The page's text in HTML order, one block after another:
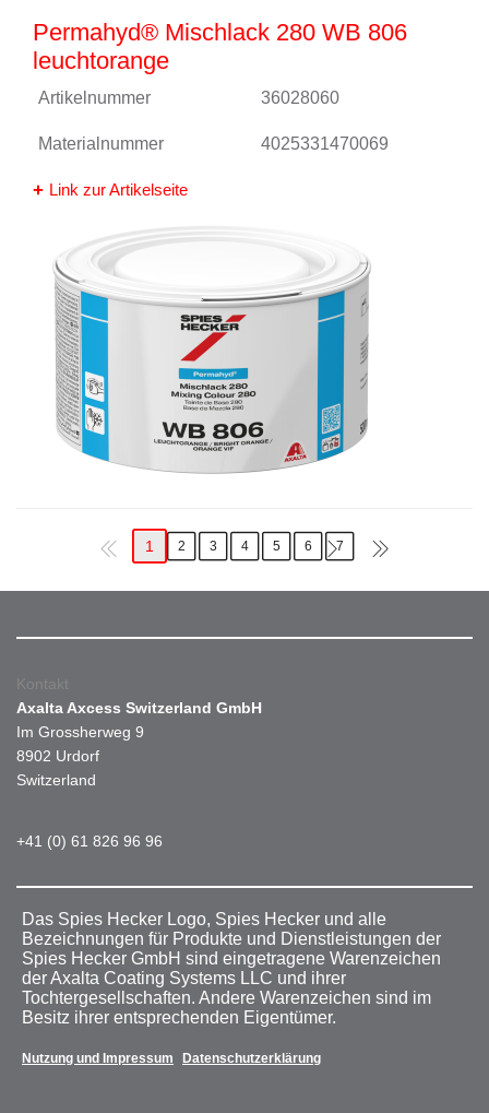
Permahyd® Mischlack 280 WB 806
leuchtorange
Artikelnummer 36028060
Materialnummer 4025331470069
Link zur Artikelseite
1 2 3 4 5 6 7
Kontakt
Axalta Axcess Switzerland GmbH
Im Grossherweg 9
8902 Urdorf
Switzerland
+41 (0) 61 826 96 96
Das Spies Hecker Logo, Spies Hecker und alle
Bezeichnungen für Produkte und Dienstleistungen der
Spies Hecker GmbH sind eingetragene Warenzeichen
der Axalta Coating Systems LLC und ihrer
Tochtergesellschaften. Andere Warenzeichen sind im
Besitz ihrer entsprechenden Eigentümer.
Nutzung und Impressum Datenschutzerklärung